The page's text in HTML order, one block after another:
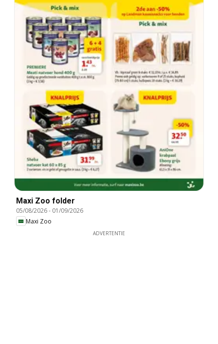
Maxi Zoo folder
05/08/2026- 01/09/2026
Maxi Zoo
ADVERTENTIE